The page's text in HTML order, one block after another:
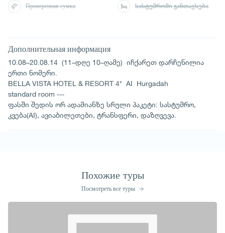
Дополнительная информация
10.08–20.08.14 (11–დღე 10–ღამე) იჩქარეთ დარჩენილია
ერთი ნომერი.
BELLA VISTA HOTEL & RESORT 4* AI Hurgadah
standard room ---
ფასში შედის ორ ადამიანზე სრული პაკეტი: სასტუმრო,
კვება(AI), ავიაბილეთები, ტრანსფერი, დაზღვევა.
Проверенная сумка სასტუმროში განთავსება
Похожие туры
Посмотреть все туры